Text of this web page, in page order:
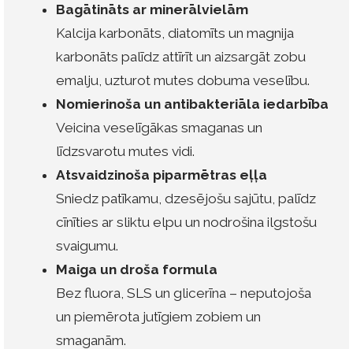
Bagātināts ar minerālvielām
Kalcija karbonāts, diatomīts un magnija
karbonāts palīdz attīrīt un aizsargāt zobu
emalju, uzturot mutes dobuma veselību.
Nomierinoša un antibakteriāla iedarbība
Veicina veselīgākas smaganas un
līdzsvarotu mutes vidi.
Atsvaidzinoša piparmētras eļļa
Sniedz patīkamu, dzesējošu sajūtu, palīdz
cīnīties ar sliktu elpu un nodrošina ilgstošu
svaigumu.
Maiga un droša formula
Bez fluora, SLS un glicerīna – neputojoša
un piemērota jutīgiem zobiem un
smaganām.